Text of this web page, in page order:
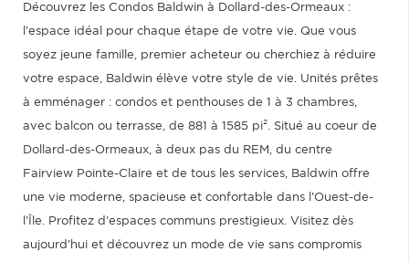
Découvrez les Condos Baldwin à Dollard-des-Ormeaux :
l'espace idéal pour chaque étape de votre vie. Que vous
soyez jeune famille, premier acheteur ou cherchiez à réduire
votre espace, Baldwin élève votre style de vie. Unités prêtes
à emménager : condos et penthouses de 1 à 3 chambres,
avec balcon ou terrasse, de 881 à 1585 pi². Situé au coeur de
Dollard-des-Ormeaux, à deux pas du REM, du centre
Fairview Pointe-Claire et de tous les services, Baldwin offre
une vie moderne, spacieuse et confortable dans l'Ouest-de-
l'Île. Profitez d'espaces communs prestigieux. Visitez dès
aujourd'hui et découvrez un mode de vie sans compromis